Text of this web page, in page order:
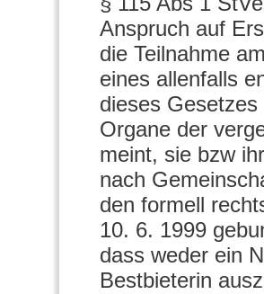
Anspruch auf
die Teilnahme
eines allenfalls
dieses
Organe der
meint, sie bzw
nach
den formell
10. 6. 1999
dass weder ein
Bestbieterin